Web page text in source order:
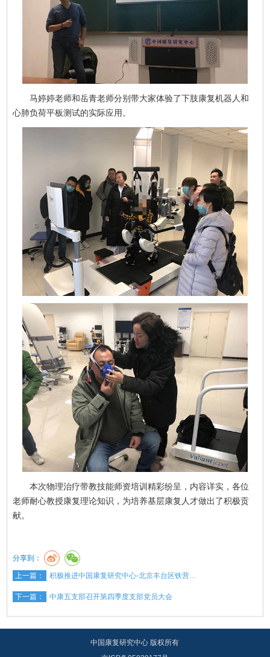
马婷婷老师和岳青老师分别带大家体验了下肢康复机器人和
心肺负荷平板测试的实际应用。
本次物理治疗带教技能师资培训精彩纷呈，内容详实，各位
老师耐心教授康复理论知识，为培养基层康复人才做出了积极贡
献。
分享到：
上一篇： 积极推进中国康复研究中心-北京丰台区铁营…
下一篇： 中康五支部召开第四季度支部党员大会
中国康复研究中心 版权所有